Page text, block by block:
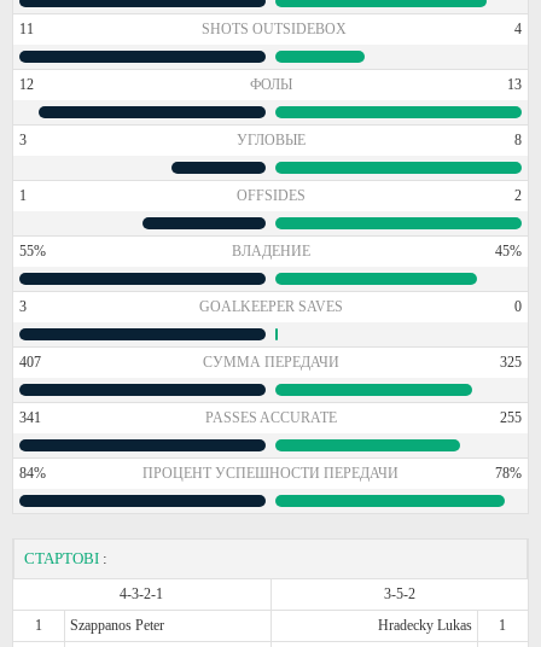
11 SHOTS OUTSIDEBOX 4
12 ФОЛЫ 13
3 УГЛОВЫЕ 8
1 OFFSIDES 2
55% ВЛАДЕНИЕ 45%
3 GOALKEEPER SAVES 0
407 СУММА ПЕРЕДАЧИ 325
341 PASSES ACCURATE 255
84% ПРОЦЕНТ УСПЕШНОСТИ ПЕРЕДАЧИ 78%
СТАРТОВІ :
4-3-2-1
3-5-2
1
Szappanos Peter Hradecky Lukas 1